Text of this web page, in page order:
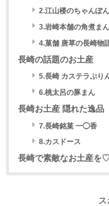
2.江山楼のちゃんぽ
3.岩崎本舗の角煮ま
4.菓舗 唐草の長崎物
長崎の話題のお土産
5.長崎 カステラぷり
6.桃太呂の豚まん
長崎お土産 隠れた逸品
7.長崎銘菓 一◯香
8.カスドース
長崎で素敵なお土産を♡